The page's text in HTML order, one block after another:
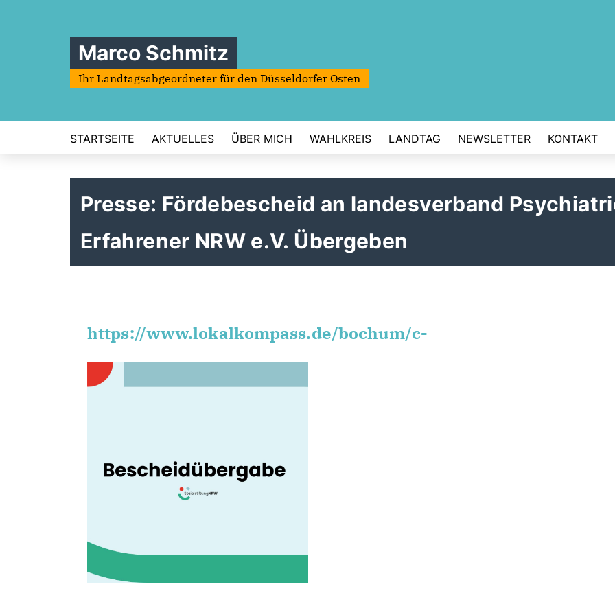
Marco Schmitz
Ihr Landtagsabgeordneter für den Düsseldorfer Osten
STARTSEITE AKTUELLES ÜBER MICH WAHLKREIS LANDTAG NEWSLETTER KONTAKT
Presse: Fördebescheid an landesverband
Erfahrener NRW e.V. Übergeben
https://www.lokalkompass.de/bochum/c-